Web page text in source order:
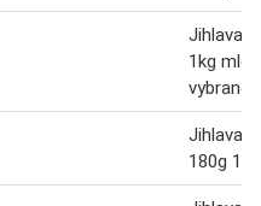
1kg
vybrané
180g